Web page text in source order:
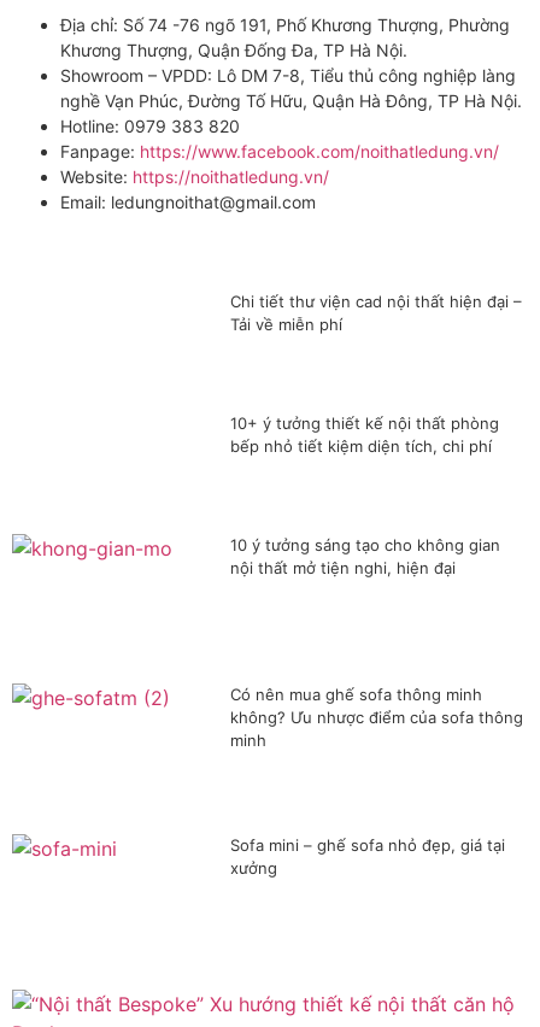
Địa chỉ: Số 74 -76 ngõ 191, Phố Khương Thượng, Phường
Khương Thượng, Quận Đống Đa, TP Hà Nội.
Showroom – VPDD: Lô DM 7-8, Tiểu thủ công nghiệp làng
nghề Vạn Phúc, Đường Tố Hữu, Quận Hà Đông, TP Hà Nội.
Hotline: 0979 383 820
Fanpage: https://www.facebook.com/noithatledung.vn/
Website: https://noithatledung.vn/
Email: ledungnoithat@gmail.com
Chi tiết thư viện cad nội thất hiện đại –
Tải về miễn phí
10+ ý tưởng thiết kế nội thất phòng
bếp nhỏ tiết kiệm diện tích, chi phí
10 ý tưởng sáng tạo cho không gian
nội thất mở tiện nghi, hiện đại
Có nên mua ghế sofa thông minh
không? Ưu nhược điểm của sofa thông
minh
Sofa mini – ghế sofa nhỏ đẹp, giá tại
xưởng